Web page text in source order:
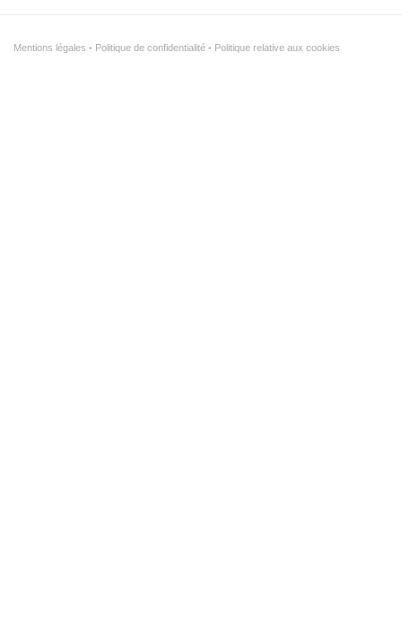
Mentions légales Politique de confidentialité Politique relative aux cookies